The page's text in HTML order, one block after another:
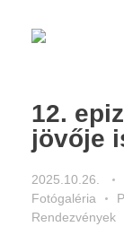
12.
jövője
2025.10.26.
Fotógaléria
Rendezvények